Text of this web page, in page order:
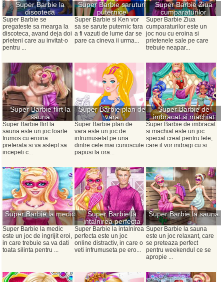
Super Barbie la
discoteca
Super Barbie se
pregateste sa mearga la
discoteca, avand deja doi
prieteni care au invitat-o
pentru ...
Super Barbie saruturi
puternice
Super Barbie si Ken vor
sa se sarute puternic fara
a fi vazuti de lume dar se
pare ca cineva ii urma...
Super Barbie Ziua
cumparaturilor
Super Barbie Ziua
cumparaturilor este un
joc nou cu eroina si
prietenele sale pe care
trebuie neapar...
Super Barbie flirt la
sauna
Super Barbie flirt la
sauna este un joc foarte
frumos cu eroina
preferata si va astept sa
incepeti c...
Super Barbie plan de
vara
Super Barbie plan de
vara este un joc de
infrumusetat pe una
dintre cele mai cunoscute
papusi la ora...
Super Barbie de
imbracat si machiat
Super Barbie de imbracat
si machiat este un joc
special creat pentru fete,
care il vor indragi cu si...
Super Barbie la medic
Super Barbie la medic
este un joc de ingrijit eroi,
in care trebuie sa va dati
toata silinta pentru ...
Super Barbie la
intalnirea perfecta
Super Barbie la intalnirea
perfecta este un joc
online distractiv, in care o
veti infrumuseta pe ero...
Super Barbie la sauna
Super Barbie la sauna
este un joc relaxant, care
se preteaza perfect
pentru weekendul ce se
apropie ...